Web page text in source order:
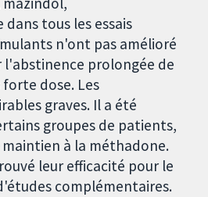
tous les essais
n'ont pas amélioré
prolongée de
dose. Les
graves. Il a été
groupes de patients,
à la méthadone.
leur efficacité pour le
complémentaires.